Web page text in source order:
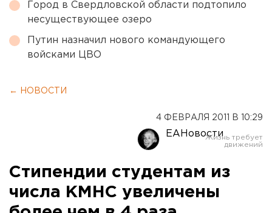
Город в Свердловской области подтопило
несуществующее озеро
Путин назначил нового командующего
войсками ЦВО
← НОВОСТИ
4 ФЕВРАЛЯ 2011 В 10:29
ЕАНовости
Стипендии студентам из
числа КМНС увеличены